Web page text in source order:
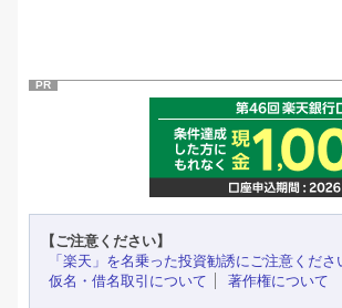
PR
【ご注意ください】
「楽天」を名乗った投資勧誘にご注意くださ
仮名・借名取引について
著作権について